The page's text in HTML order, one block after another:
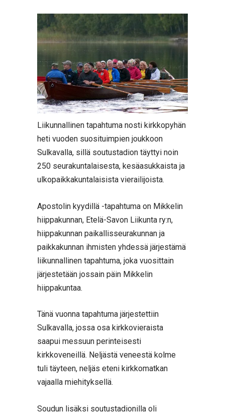
Liikunnallinen tapahtuma nosti kirkkopyhän
heti vuoden suosituimpien joukkoon
Sulkavalla, sillä soutustadion täyttyi noin
250 seurakuntalaisesta, kesäasukkaista ja
ulkopaikkakuntalaisista vierailijoista.
Apostolin kyydillä -tapahtuma on Mikkelin
hiippakunnan, Etelä-Savon Liikunta ry:n,
hiippakunnan paikallisseurakunnan ja
paikkakunnan ihmisten yhdessä järjestämä
liikunnallinen tapahtuma, joka vuosittain
järjestetään jossain päin Mikkelin
hiippakuntaa.
Tänä vuonna tapahtuma järjestettiin
Sulkavalla, jossa osa kirkkovieraista
saapui messuun perinteisesti
kirkkoveneillä. Neljästä veneestä kolme
tuli täyteen, neljäs eteni kirkkomatkan
vajaalla miehityksellä.
Soudun lisäksi soutustadionilla oli